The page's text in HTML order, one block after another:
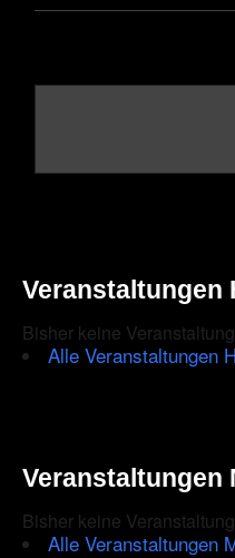
Veranstaltungen
Bisher keine
Alle Veranstaltungen
Veranstaltungen
Bisher keine
Alle Veranstaltungen